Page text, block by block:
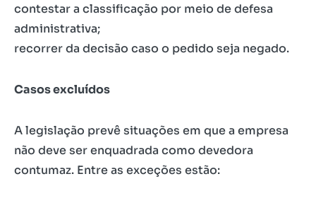
contestar a classificação por meio de defesa
administrativa;
recorrer da decisão caso o pedido seja negado.
Casos excluídos
A legislação prevê situações em que a empresa
não deve ser enquadrada como devedora
contumaz. Entre as exceções estão: